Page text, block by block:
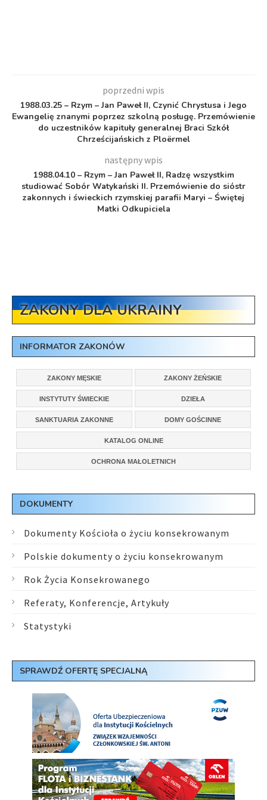
poprzedni wpis
1988.03.25 – Rzym – Jan Paweł II, Czynić Chrystusa i Jego
Ewangelię znanymi poprzez szkolną posługę. Przemówienie
do uczestników kapituły generalnej Braci Szkół
Chrześcijańskich z Ploërmel
następny wpis
1988.04.10 – Rzym – Jan Paweł II, Radzę wszystkim
studiować Sobór Watykański II. Przemówienie do sióstr
zakonnych i świeckich rzymskiej parafii Maryi – Świętej
Matki Odkupiciela
ZAKONY DLA UKRAINY
INFORMATOR ZAKONÓW
ZAKONY MĘSKIE ZAKONY ŻEŃSKIE
INSTYTUTY ŚWIECKIE DZIEŁA
SANKTUARIA ZAKONNE DOMY GOŚCINNE
KATALOG ONLINE
OCHRONA MAŁOLETNICH
DOKUMENTY
Dokumenty Kościoła o życiu konsekrowanym
Polskie dokumenty o życiu konsekrowanym
Rok Życia Konsekrowanego
Referaty, Konferencje, Artykuły
Statystyki
SPRAWDŹ OFERTĘ SPECJALNĄ